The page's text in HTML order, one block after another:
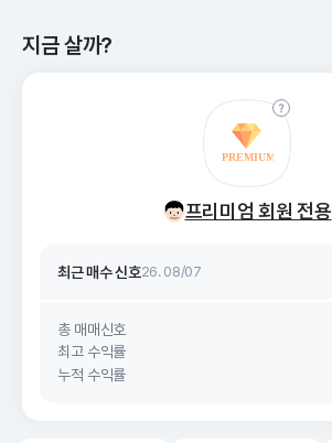
지금 살까?
프리미엄 회원 전용
최근 매수 신호 상승률
최근 매수 신호26. 08/07
총 매매신호
최고 수익률
누적 수익률